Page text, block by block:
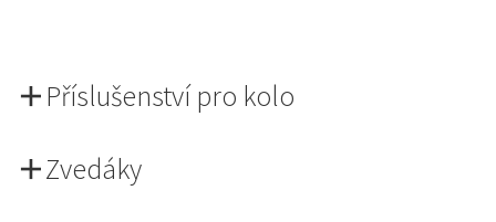
Příslušenství pro kolo
Zvedáky